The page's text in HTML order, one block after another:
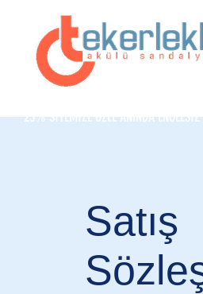
25% SİTEMİZE ÖZEL ANINDA
Satış